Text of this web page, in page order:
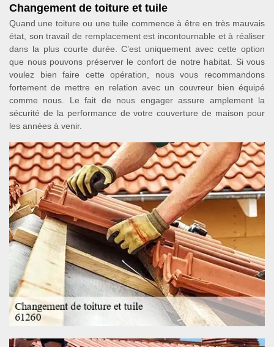
Changement de toiture et tuile
Quand une toiture ou une tuile commence à être en très mauvais
état, son travail de remplacement est incontournable et à réaliser
dans la plus courte durée. C’est uniquement avec cette option
que nous pouvons préserver le confort de notre habitat. Si vous
voulez bien faire cette opération, nous vous recommandons
fortement de mettre en relation avec un couvreur bien équipé
comme nous. Le fait de nous engager assure amplement la
sécurité de la performance de votre couverture de maison pour
les années à venir.